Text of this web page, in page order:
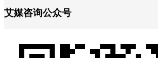
艾媒咨询公众号